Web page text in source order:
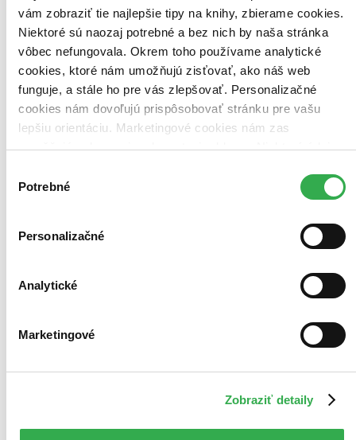
vám zobraziť tie najlepšie tipy na knihy, zbierame cookies.
Niektoré sú naozaj potrebné a bez nich by naša stránka
vôbec nefungovala. Okrem toho používame analytické
cookies, ktoré nám umožňujú zisťovať, ako náš web
funguje, a stále ho pre vás zlepšovať. Personalizačné
cookies nám dovoľujú prispôsobovať stránku pre vašu
lepšiu orientáciu. Marketingové cookies nám zas
umožňujú zobrazenie relevantnej reklamy. Niektoré údaje
keby sme mohli používať všetky tieto cookies. Ďakujeme!
súhlasu
Potrebné
Personalizačné
Analytické
Marketingové
Zobraziť detaily
Pridať do zoznamu
Vložiť do košíka
Gwrandawodd y Gwningen / The Rabbit Listened